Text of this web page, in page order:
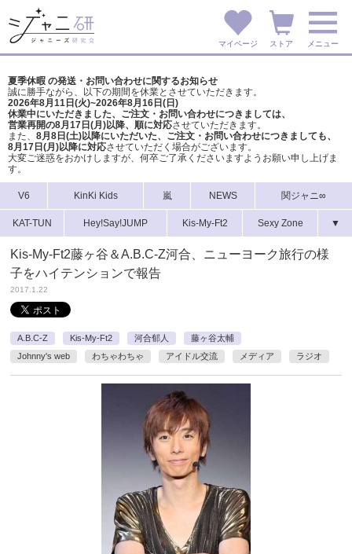
マイページ ストア メニュー
夏季休暇 の発送・お問い合わせに関するお知らせ
誠に勝手ながら、以下の期間を休業とさせていただきます。
2026年8月11日(火)~2026年8月16日(日)
休業中にいただきました、ご注文・お問い合わせにつきましては、
営業再開の8月17日(月)以降、順に対応させていただきます。
また、 8月8日(土)以降にいただいた、ご注文・ お問い合わせにつきましても、
8月17日(月)以降に対応させていただく場合がございます。
大変ご迷惑をおかけしますが、 何卒ご了承くださいますようお願い申し上げま
す。
V6 KinKi Kids 嵐 NEWS 関ジャニ∞
KAT-TUN Hey!Say!JUMP Kis-My-Ft2 Sexy Zone ▼
Kis-My-Ft2藤ヶ谷＆A.B.C-Z河合、ニューヨーク旅行の様
子をハイテンションで報告
2017.1.22
A.B.C-Z Kis-My-Ft2 河合郁人
藤ヶ谷太輔
Johnny's web
わちゃわちゃ アイドル交流 メディア ラジオ